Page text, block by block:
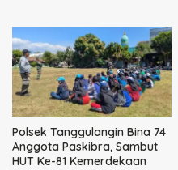
Polsek Tanggulangin Bina 74
Anggota Paskibra, Sambut
HUT Ke-81 Kemerdekaan